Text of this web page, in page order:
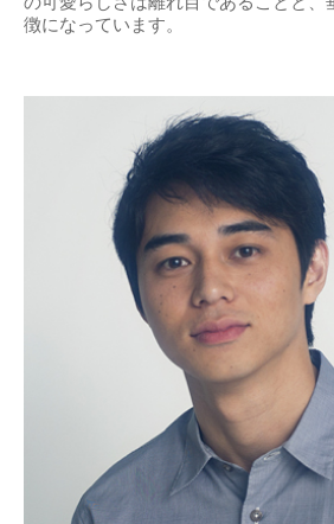
徴になっています。